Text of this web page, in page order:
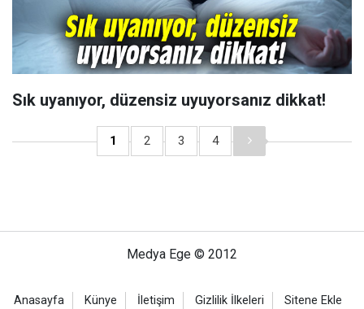
Sık uyanıyor, düzensiz uyuyorsanız dikkat!
1 2 3 4
Medya Ege © 2012
Anasayfa Künye İletişim Gizlilik İlkeleri Sitene Ekle